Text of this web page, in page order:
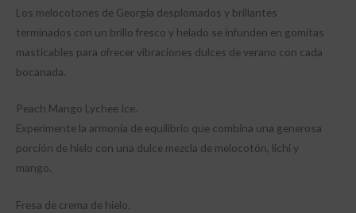
Los melocotones de Georgia desplomados y brillantes
terminados con un brillo fresco y helado se infunden en gomitas
masticables para ofrecer vibraciones dulces de verano con cada
bocanada.
Peach Mango Lychee Ice.
Experimente la armonía de equilibrio que combina una generosa
porción de hielo con una dulce mezcla de melocotón, lichi y
mango.
Fresa de crema de hielo.